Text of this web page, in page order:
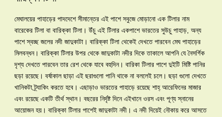
মেঘালয়ের পাহাড়ের পাদদেশে সীমান্তের এই পাশে সবুজে মোড়ানো এক টিলার নাম
বারেকের টিলা বা বারিক্কা টিলা। উঁচু এই টিলার একপাশে ভারতের সুউচু পাহাড়, অন্য
পাশে স্বচ্ছ জলের নদী জাদুকাটা। বারিক্কা টিলা থেকেই দেখতে পারবেন মেঘ পাহাড়ের
মিলবন্ধন। বারিক্কা টিলার উপর থেকে জাদুকাটা নদীর দিকে তাকালে আপনি যে নৈসর্গিক
দৃশ্য দেখতে পারবেন তার রেশ থেকে যাবে বহুদিন। বারিকা টিলার পাশে দুইটি মিষ্টি পানির
ছড়া রয়েছে। বর্ষাকাল ছাড়া এই ছরাগুলো পানি থাকে না বললেই চলে। ছড়া গুলো দেখতে
খানিকটা ট্র্যাকিং করতে হবে। এছাড়াও ভারতের পাহাড়ে রয়েছে শাহ্ আরেফিনের মাজার
এবং রয়েছে একটি তীর্থ স্থান। বছরের নির্দৃষ্ট দিনে এইখানে ওরস এবং পূণ্য স্নানের
আয়োজন হয়। বারিক্কা টিলার পাশেই জাদুকাটা নদী। এ নদী দিয়েই নৌকায় করে আসতে